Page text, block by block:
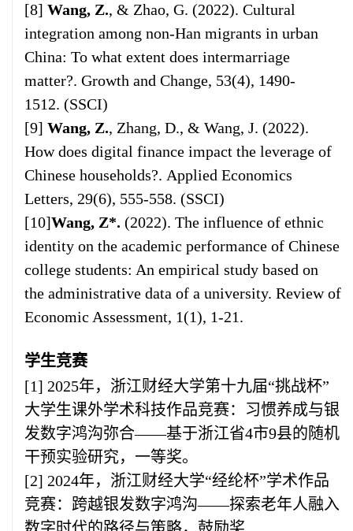
[8] Wang, Z., & Zhao, G. (2022). Cultural
integration among non‐Han migrants in urban
China: To what extent does intermarriage
matter?. Growth and Change, 53(4), 1490-
1512. (SSCI)
[9] Wang, Z., Zhang, D., & Wang, J. (2022).
How does digital finance impact the leverage of
Chinese households?. Applied Economics
Letters, 29(6), 555-558. (SSCI)
[10]Wang, Z*. (2022). The influence of ethnic
identity on the academic performance of Chinese
college students: An empirical study based on
the administrative data of a university. Review of
Economic Assessment, 1(1), 1-21.
学生竞赛
[1] 2025年，浙江财经大学第十九届“挑战杯”
大学生课外学术科技作品竞赛：习惯养成与银
发数字鸿沟弥合——基于浙江省4市9县的随机
干预实验研究，一等奖。
[2] 2024年，浙江财经大学“经纶杯”学术作品
竞赛：跨越银发数字鸿沟——探索老年人融入